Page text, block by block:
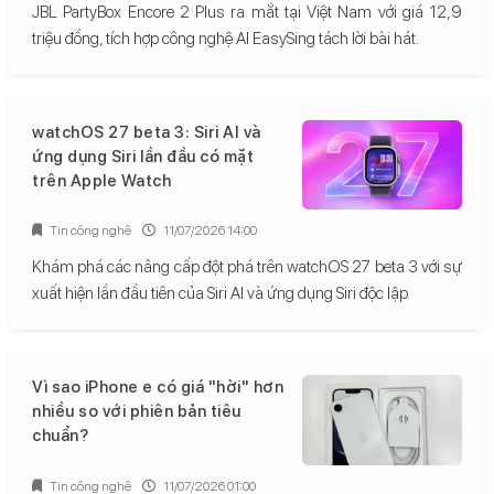
JBL PartyBox Encore 2 Plus ra mắt tại Việt Nam với giá 12,9
triệu đồng, tích hợp công nghệ AI EasySing tách lời bài hát.
watchOS 27 beta 3: Siri AI và
ứng dụng Siri lần đầu có mặt
trên Apple Watch
Khám phá các nâng cấp đột phá trên watchOS 27 beta 3 với sự
xuất hiện lần đầu tiên của Siri AI và ứng dụng Siri độc lập.
Tin công nghệ 11/07/2026 14:00
Vì sao iPhone e có giá "hời" hơn
nhiều so với phiên bản tiêu
chuẩn?
Tin công nghệ 11/07/2026 01:00